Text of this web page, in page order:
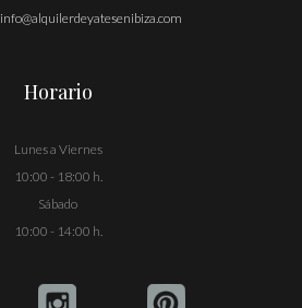
info@alquilerdeyatesenibiza.com
Horario
Lunes a Viernes
10:00 - 18:00 h.
Sábado
10:00 - 14:00 h.